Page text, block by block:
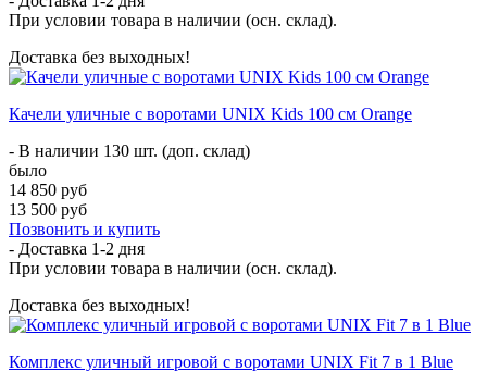
При условии товара в наличии (осн. склад).
Доставка без выходных!
Качели уличные с воротами UNIX Kids 100 см Orange
- В наличии 130 шт. (доп. склад)
было
14 850 руб
13 500 руб
Позвонить и купить
- Доставка 1-2 дня
При условии товара в наличии (осн. склад).
Доставка без выходных!
Комплекс уличный игровой с воротами UNIX Fit 7 в 1 Blue